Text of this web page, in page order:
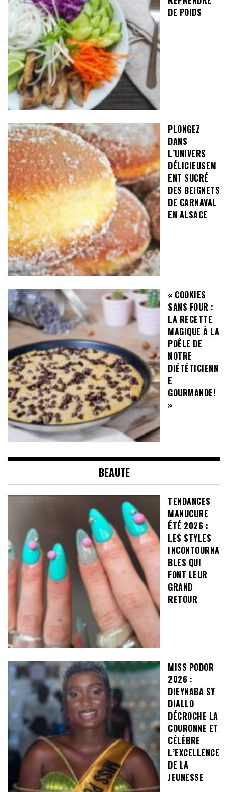
DE POIDS
PLONGEZ
DANS
L’UNIVERS
DÉLICIEUSEM
ENT SUCRÉ
DES BEIGNETS
DE CARNAVAL
EN ALSACE
« COOKIES
SANS FOUR :
LA RECETTE
MAGIQUE À LA
POÊLE DE
NOTRE
DIÉTÉTICIENN
E
GOURMANDE!
»
BEAUTE
TENDANCES
MANUCURE
ÉTÉ 2026 :
LES STYLES
INCONTOURNA
BLES QUI
FONT LEUR
GRAND
RETOUR
MISS PODOR
2026 :
DIEYNABA SY
DIALLO
DÉCROCHE LA
COURONNE ET
CÉLÈBRE
L’EXCELLENCE
DE LA
JEUNESSE